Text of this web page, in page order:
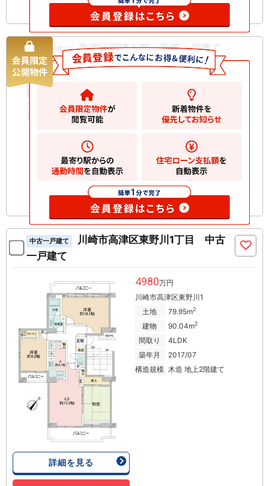
新築一戸建て 高津区明津１期 新築一戸建て
100.55m2
木造 地上3階建て
お気に入りに追加
中古一戸建て
川崎市高津区東野川1丁目 中古
一戸建て
詳細を見る
4980万円
川崎市高津区東野川1
土地
79.95m2
建物 90.04m2
間取り
4LDK
築年月
2017/07
構造規模 木造 地上2階建て